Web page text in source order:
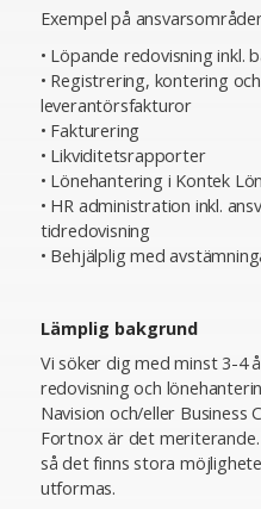
Exempel på
• Löpande redovisning inkl.
• Registrering, kontering
leverantörsfakturor
• Fakturering
• Likviditetsrapporter
• Lönehantering i Kontek Lön
• HR administration inkl.
tidredovisning
• Behjälplig med
Lämplig bakgrund
Vi söker dig med minst 3-4
redovisning och
Navision och/eller Business
Fortnox är det
så det finns stora
utformas.